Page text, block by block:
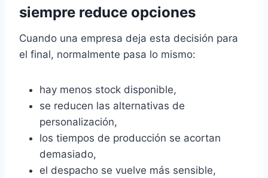
siempre reduce opciones
Cuando una empresa deja esta decisión para
el final, normalmente pasa lo mismo:
hay menos stock disponible,
se reducen las alternativas de
personalización,
los tiempos de producción se acortan
demasiado,
el despacho se vuelve más sensible,